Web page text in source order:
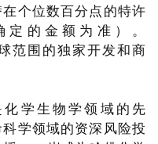
个位数百分点的特许
的金额为准）。
范围的独家开发和商
学生物学领域的先
学领域的资深风险投